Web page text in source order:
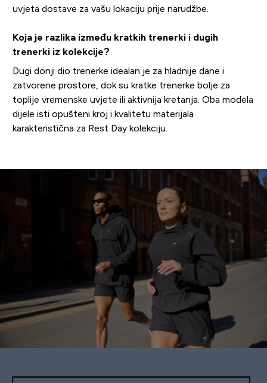
uvjeta dostave za vašu lokaciju prije narudžbe.
Koja je razlika između kratkih trenerki i dugih
trenerki iz kolekcije?
Dugi donji dio trenerke idealan je za hladnije dane i
zatvorene prostore, dok su kratke trenerke bolje za
toplije vremenske uvjete ili aktivnija kretanja. Oba modela
dijele isti opušteni kroj i kvalitetu materijala
karakteristična za Rest Day kolekciju.